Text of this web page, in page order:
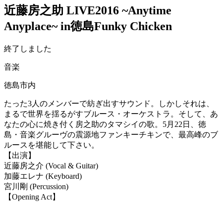
近藤房之助 LIVE2016 ~Anytime
Anyplace~ in徳島Funky Chicken
終了しました
音楽
徳島市内
たった3人のメンバーで紡ぎ出すサウンド。しかしそれは、
まるで世界を揺るがすブルース・オーケストラ。そして、あ
なたの心に焼き付く房之助のタマシイの歌。5月22日、徳
島・音楽グルーヴの震源地ファンキーチキンで、最高峰のブ
ルースを堪能して下さい。
【出演】
近藤房之介 (Vocal & Guitar)
加藤エレナ (Keyboard)
宮川剛 (Percussion)
【Opening Act】